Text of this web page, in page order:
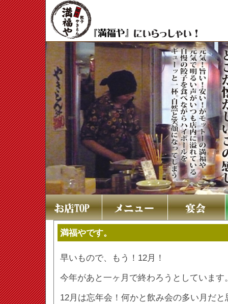
満福やです。
早いもので、もう！12月！
今年があと一ヶ月で終わろうとしています
12月は忘年会！何かと飲み会の多い月だと